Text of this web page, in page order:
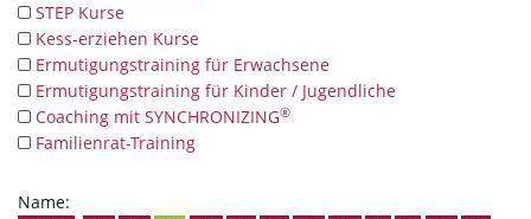
STEP Kurse
Kess-erziehen Kurse
Ermutigungstraining für Erwachsene
Ermutigungstraining für Kinder / Jugendliche
Coaching mit SYNCHRONIZING®
Familienrat-Training
Name: